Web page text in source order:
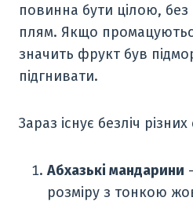
повинна бути цілою, без
плям. Якщо
значить фрукт був
підгнивати.
Зараз існує безліч
Абхазькі мандарини
розміру з тонкою